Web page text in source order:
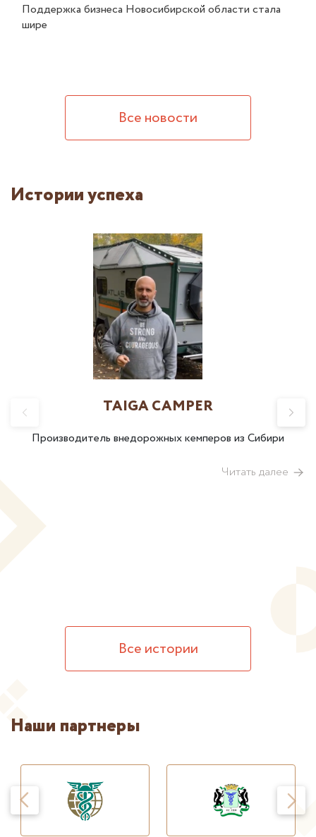
Поддержка бизнеса Новосибирской области стала
шире
Все новости
Истории успеха
TAIGA CAMPER
Производитель внедорожных кемперов из Сибири
Читать далее
Все истории
Наши партнеры